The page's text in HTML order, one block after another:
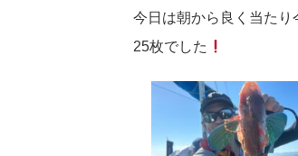
今日は朝から良く当た
25枚でした